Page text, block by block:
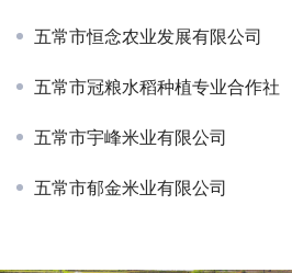
五常市恒念农业发展有限公司
五常市冠粮水稻种植专业合作社
五常市宇峰米业有限公司
五常市郁金米业有限公司